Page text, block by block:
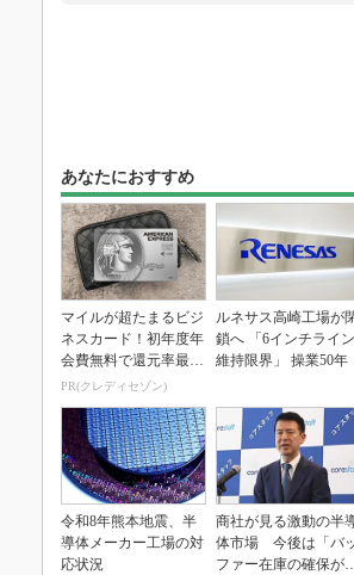
あなたにおすすめ
マイルが超たまるビジ
ネスカード！初年度年
会費無料で還元率最大
1.125%
PR(クレディセゾン)
ルネサス高崎工場が
鎖へ 「6インチライン
維持限界」 操業50年
令和8年熊本地震、半
導体メーカー工場の対
応状況
商社が見る激動の半
体市場 今後は「バ
ファー在庫の確保が